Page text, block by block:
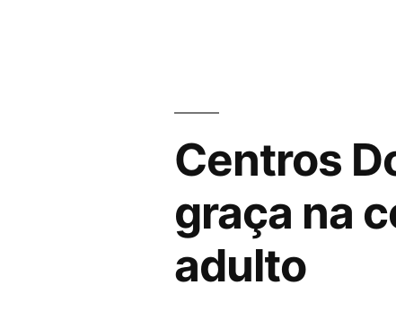
Centros
graça na
adulto